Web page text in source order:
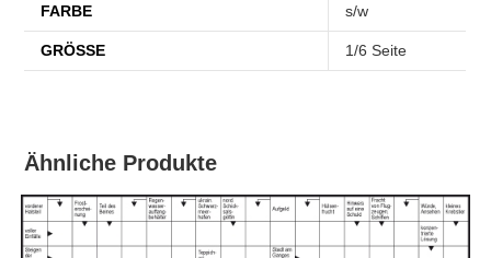
FARBE s/w
GRÖSSE 1/6 Seite
Ähnliche Produkte